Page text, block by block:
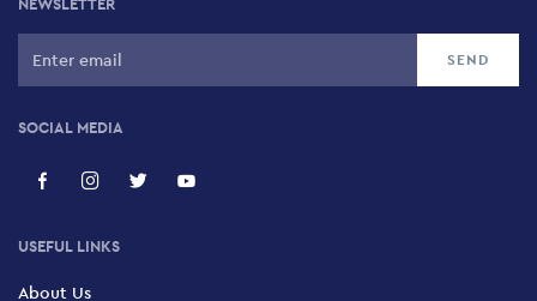
NEWSLETTER
SOCIAL MEDIA
USEFUL LINKS
About Us